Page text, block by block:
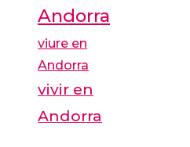
Andorra
viure en
Andorra
vivir en
Andorra